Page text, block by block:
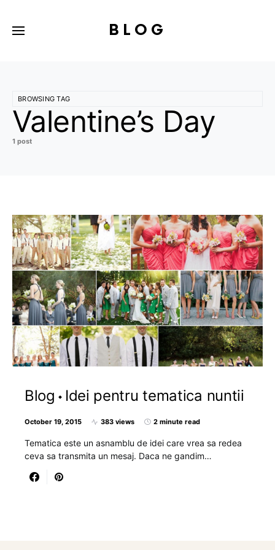
BLOG
BROWSING TAG
Valentine’s Day
1 post
Blog Idei pentru tematica nuntii
October 19, 2015 383 views 2 minute read
Tematica este un asnamblu de idei care vrea sa redea
ceva sa transmita un mesaj. Daca ne gandim…